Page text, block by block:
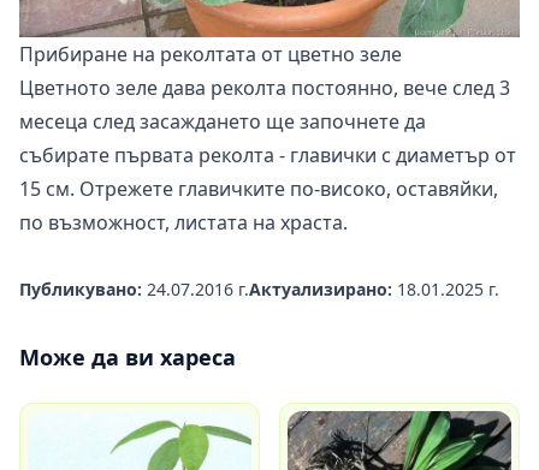
Прибиране на реколтата от цветно зеле
Цветното зеле дава реколта постоянно, вече след 3
месеца след засаждането ще започнете да
събирате първата реколта - главички с диаметър от
15 см. Отрежете главичките по-високо, оставяйки,
по възможност, листата на храста.
Публикувано: 24.07.2016 г.Актуализирано: 18.01.2025 г.
Може да ви хареса